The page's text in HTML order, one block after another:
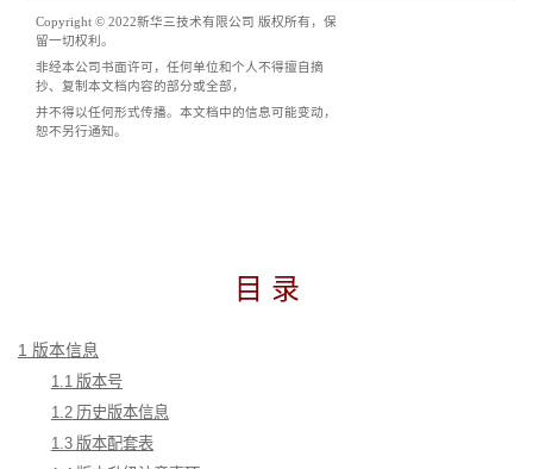
Copyright © 2022新华三技术有限公司 版权所有，保
留一切权利。
非经本公司书面许可，任何单位和个人不得擅自摘
抄、复制本文档内容的部分或全部，
并不得以任何形式传播。本文档中的信息可能变动，
恕不另行通知。
目 录
1 版本信息
1.1 版本号
1.2 历史版本信息
1.3 版本配套表